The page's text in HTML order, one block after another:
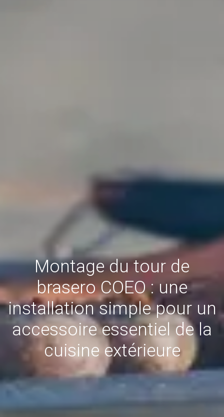
Montage du tour de
brasero COEO : une
installation simple pour un
accessoire essentiel de la
cuisine extérieure